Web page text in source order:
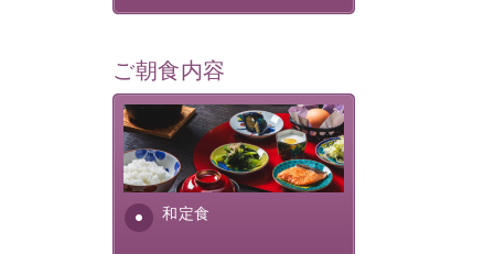
ご朝食内容
和定食
さっぱりとした和食膳に使わ
れる食材は、諏訪の名産品を
ふんだんに取り入れ、安心・
安全を心掛けた長野県産...